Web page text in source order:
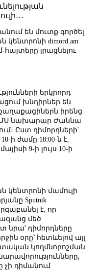
են մուտք գործել
dimord.am
հայտերը լրացնելու
երկրորդ
խնդիրներ են
իրենց
նախարար Ժաննա
Ըստ դիմորդների՝
ի ժամը 18:00-ն է,
9-ի լույս 10-ի
մամուլի
Sputnik
է, որ
մեծ
նրա՝ դիմորդները
օրը՝ հետևելով այլ
կողմնորոշման
դիմանում